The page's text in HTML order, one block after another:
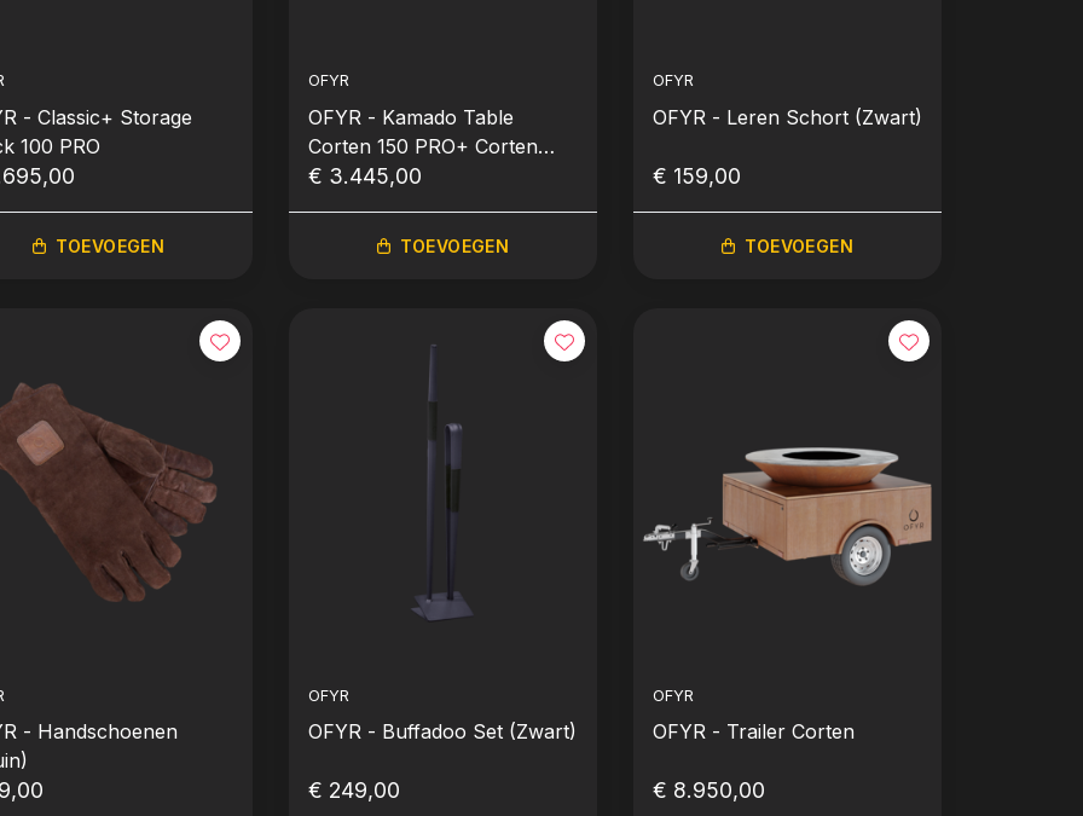
- Classic+ Storage
100 PRO
TOEVOEGEN
OFYR
OFYR - Kamado Table
Corten 150 PRO+ Corten
Ceramic Dark
€ 3.445,00
TOEVOEGEN
OFYR
OFYR - Leren Schort (Zwart)
€ 159,00
TOEVOEGEN
- Handschoenen
OFYR
OFYR - Buffadoo Set (Zwart)
€ 249,00
OFYR
OFYR - Trailer Corten
€ 8.950,00